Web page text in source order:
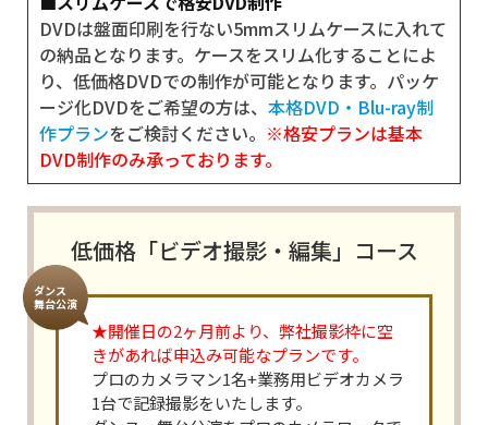
DVDは盤面印刷を行ない5mmスリムケースに入れて
の納品となります。ケースをスリム化することによ
り、低価格DVDでの制作が可能となります。パッケ
ージ化DVDをご希望の方は、 本格DVD・Blu-ray制
作プランをご検討ください。 ※格安プランは基本
DVD制作のみ承っております。
低価格「ビデオ撮影・編集」コース
ダンス
舞台公演
★開催日の2ヶ月前より、弊社撮影枠に空
きがあれば申込み可能なプランです。
プロのカメラマン1名+業務用ビデオカメラ
1台で記録撮影をいたします。